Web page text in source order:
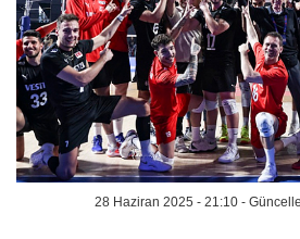
28 Haziran 2025 - 21:10 -